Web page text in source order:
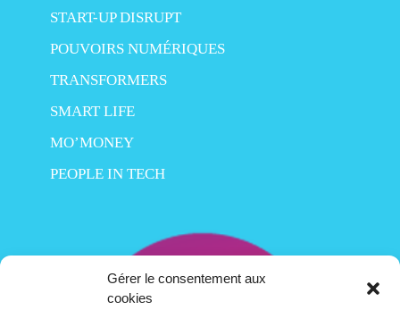
Gérer le consentement aux
cookies
START-UP DISRUPT
POUVOIRS NUMÉRIQUES
TRANSFORMERS
SMART LIFE
MO’MONEY
PEOPLE IN TECH